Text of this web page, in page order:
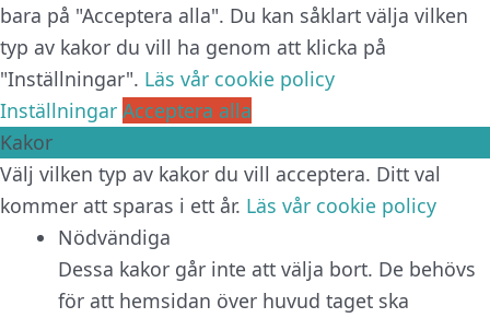
bara på "Acceptera alla". Du kan såklart välja vilken
typ av kakor du vill ha genom att klicka på
"Inställningar". Läs vår cookie policy
Inställningar Acceptera alla
Kakor
Välj vilken typ av kakor du vill acceptera. Ditt val
kommer att sparas i ett år. Läs vår cookie policy
Nödvändiga
Dessa kakor går inte att välja bort. De behövs
för att hemsidan över huvud taget ska